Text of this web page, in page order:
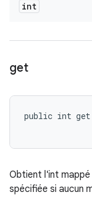
int
get
public int
Obtient l'int
spécifiée si aucun